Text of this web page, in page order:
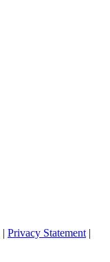
| Privacy Statement |